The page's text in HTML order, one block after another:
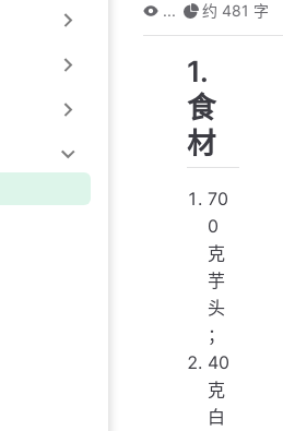
...
约 481 字
1.
食
材
70
0
克
芋
头
；
40
克
白